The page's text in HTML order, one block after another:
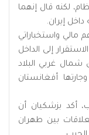
لكنه قال إنهما
إيران.
مالي واستخباراتي
إلى الداخل
شمال غربي البلاد
أفغانستان
أكد بزشكيان أن
بين طهران